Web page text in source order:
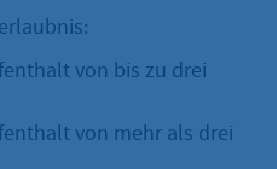
von bis zu drei
von mehr als drei